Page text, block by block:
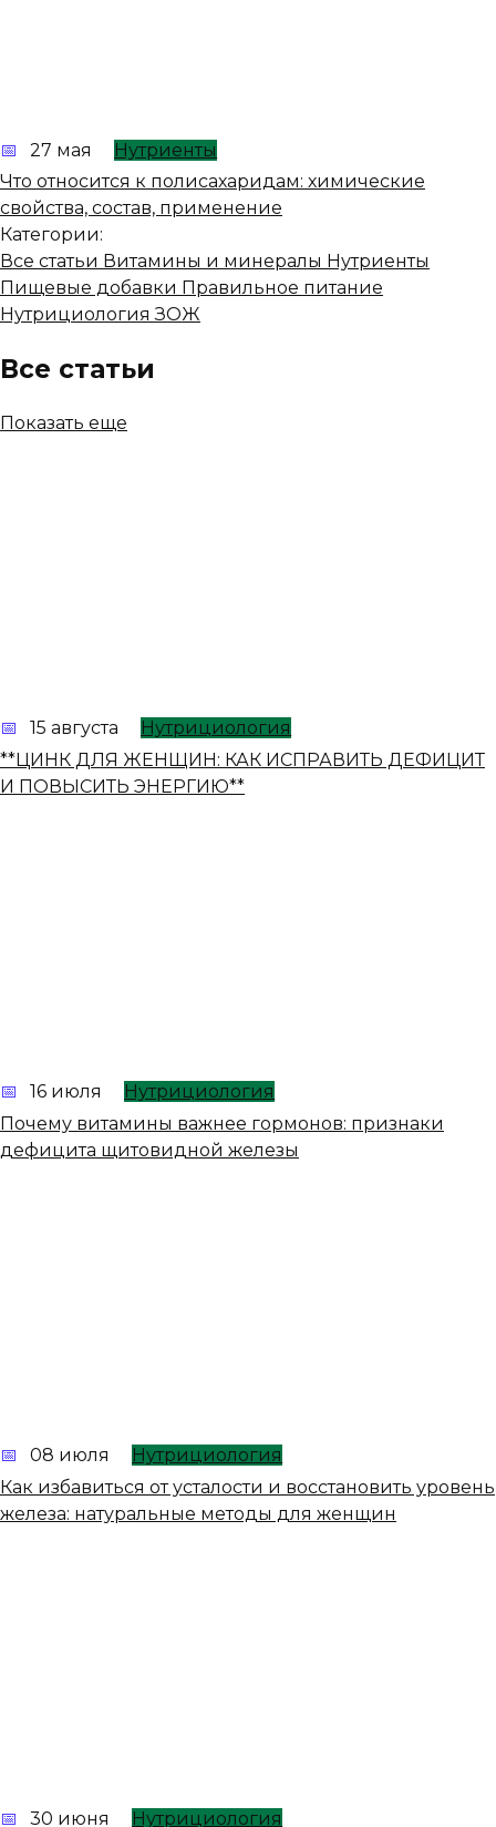
27 мая
Нутриенты
Что относится к полисахаридам: химические
свойства, состав, применение
Категории:
Все статьи Витамины и минералы Нутриенты
Пищевые добавки Правильное питание
НутрициологияЗОЖ
Все статьи
Показать еще
15 августа
Нутрициология
**ЦИНК ДЛЯ ЖЕНЩИН: КАК ИСПРАВИТЬ ДЕФИЦИТ
И ПОВЫСИТЬ ЭНЕРГИЮ**
16 июля
Нутрициология
Почему витамины важнее гормонов: признаки
дефицита щитовидной железы
08 июля
Нутрициология
Как избавиться от усталости и восстановить уровень
железа: натуральные методы для женщин
30 июня Нутрициология